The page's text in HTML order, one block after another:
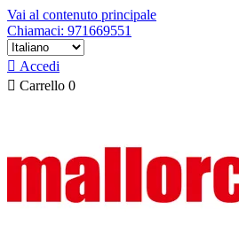
Vai al contenuto principale
Chiamaci: 971669551
 Accedi
 Carrello 0